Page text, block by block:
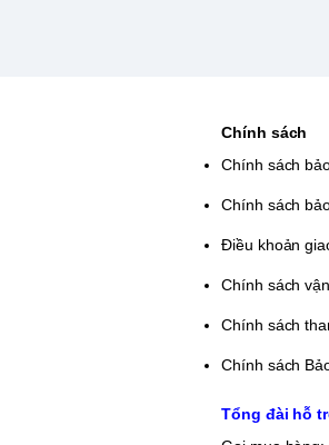
Chính sách
Chính sách
Chính sách
Điều khoản
Chính sách
Chính sách
Chính sách
Tổng đài hỗ